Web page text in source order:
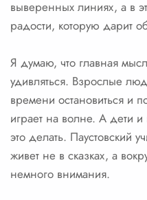
выверенных линиях, а в
радости, которую дарит
Я думаю, что главная
удивляться. Взрослые
времени остановиться и
играет на волне. А дети
это делать. Паустовский
живет не в сказках, а
немного внимания.